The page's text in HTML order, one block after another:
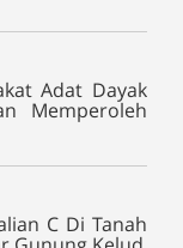
Adat Dayak
Memperoleh
C Di Tanah